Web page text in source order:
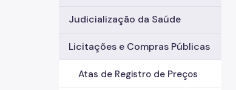
Judicialização da Saúde
Licitações e Compras Públicas
Atas de Registro de Preços